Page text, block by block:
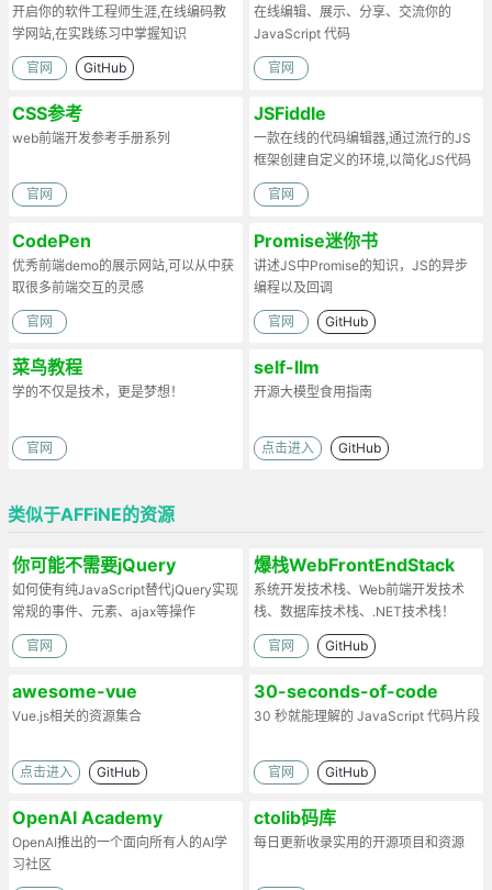
开启你的软件工程师生涯,在线编码教
学网站,在实践练习中掌握知识
官网 GitHub
在线编辑、展示、分享、交流你的
JavaScript 代码
官网
CSS参考
web前端开发参考手册系列
官网
JSFiddle
一款在线的代码编辑器,通过流行的JS
框架创建自定义的环境,以简化JS代码
官网
CodePen
优秀前端demo的展示网站,可以从中获
取很多前端交互的灵感
官网
Promise迷你书
讲述JS中Promise的知识，JS的异步
编程以及回调
官网 GitHub
菜鸟教程
学的不仅是技术，更是梦想！
官网
self-llm
开源大模型食用指南
点击进入 GitHub
类似于AFFiNE的资源
你可能不需要jQuery
如何使有纯JavaScript替代jQuery实现
常规的事件、元素、ajax等操作
官网
爆栈WebFrontEndStack
系统开发技术栈、Web前端开发技术
栈、数据库技术栈、.NET技术栈！
官网 GitHub
awesome-vue
Vue.js相关的资源集合
点击进入 GitHub
30-seconds-of-code
30 秒就能理解的 JavaScript 代码片段
官网 GitHub
OpenAI Academy
OpenAI推出的一个面向所有人的AI学
习社区
ctolib码库
每日更新收录实用的开源项目和资源